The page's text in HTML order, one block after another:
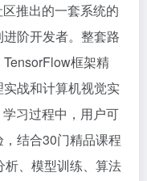
推出的一套系统的
阶开发者。整套路
框架精
战和计算机视觉实
习过程中，用户可
结合30门精品课程
、模型训练、算法